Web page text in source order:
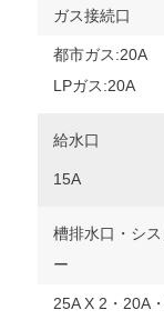
ガス接続口
都市ガス:20A
LPガス:20A
給水口
15A
槽排水口・シ
ー
25A X 2・20A